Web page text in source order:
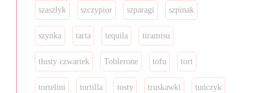
szaszłyk szczypior szparagi szpinak
szynka tarta tequila tiramisu
tłusty czwartek Toblerone tofu tort
tortelini tortilla tosty truskawki tuńczyk